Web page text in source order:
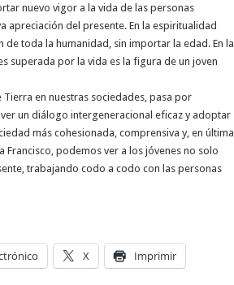
nuevo vigor a la vida de las personas
apreciación del presente. En la espiritualidad
de toda la humanidad, sin importar la edad. En la
superada por la vida es la figura de un joven
Tierra en nuestras sociedades, pasa por
un diálogo intergeneracional eficaz y adoptar
más cohesionada, comprensiva y, en última
podemos ver a los jóvenes no solo
trabajando codo a codo con las personas
X Imprimir